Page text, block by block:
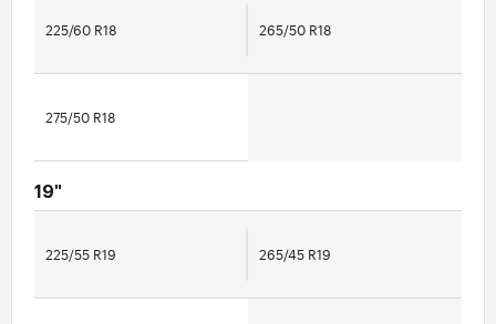
225/60 R18 265/50 R18
275/50 R18
19"
225/55 R19 265/45 R19